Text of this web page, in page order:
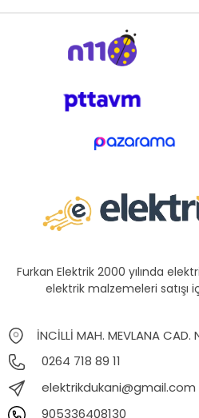
Furkan Elektrik 2000 yılında
elektrik malzemeleri satışı
İNCİLLİ MAH. MEVLANA
0264 718 89 11
elektrikdukani@gmail.com
905336408130